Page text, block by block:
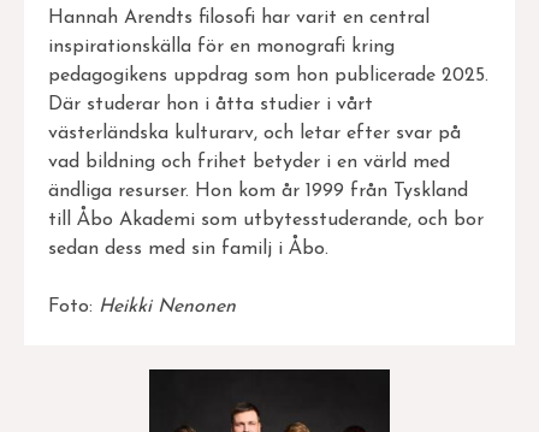
Hannah Arendts filosofi har varit en central
inspirationskälla för en monografi kring
pedagogikens uppdrag som hon publicerade 2025.
Där studerar hon i åtta studier i vårt
västerländska kulturarv, och letar efter svar på
vad bildning och frihet betyder i en värld med
ändliga resurser. Hon kom år 1999 från Tyskland
till Åbo Akademi som utbytesstuderande, och bor
sedan dess med sin familj i Åbo.
Foto: Heikki Nenonen